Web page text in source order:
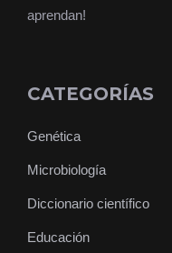
aprendan!
CATEGORÍAS
Genética
Microbiología
Diccionario científico
Educación